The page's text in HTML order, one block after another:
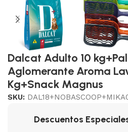
Dalcat Adulto 10
Aglomerante Aroma
Kg+Snack Magnus
SKU:
Descuentos